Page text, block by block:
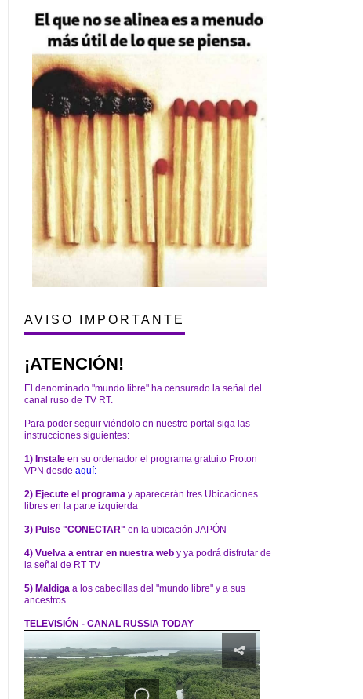
AVISO IMPORTANTE
¡ATENCIÓN!
El denominado "mundo libre" ha censurado la señal del
canal ruso de TV RT.
Para poder seguir viéndolo en nuestro portal siga las
instrucciones siguientes:
1) Instale en su ordenador el programa gratuito Proton
VPN desde aquí:
2) Ejecute el programa y aparecerán tres Ubicaciones
libres en la parte izquierda
3) Pulse "CONECTAR" en la ubicación JAPÓN
4) Vuelva a entrar en nuestra web y ya podrá disfrutar de
la señal de RT TV
5) Maldiga a los cabecillas del "mundo libre" y a sus
ancestros
TELEVISIÓN - CANAL RUSSIA TODAY